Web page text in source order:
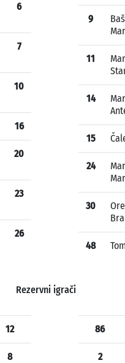
6
7
10
16
20
23
26
9
11
14
15
24
30
48
Rezervni igrači
12
8
86
2